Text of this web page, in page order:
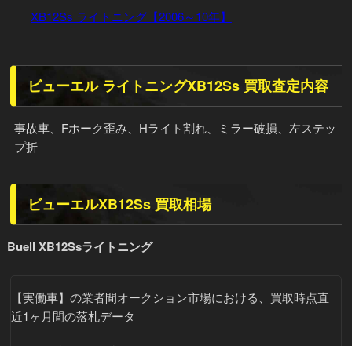
XB12Ss ライトニング【2006～10年】
ビューエル ライトニングXB12Ss 買取査定内容
事故車、Fホーク歪み、Hライト割れ、ミラー破損、左ステッ
プ折
ビューエルXB12Ss 買取相場
Buell XB12Ssライトニング
【実働車】の業者間オークション市場における、買取時点直
近1ヶ月間の落札データ